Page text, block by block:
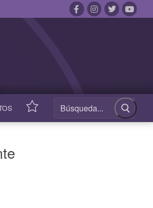
ACCESOS